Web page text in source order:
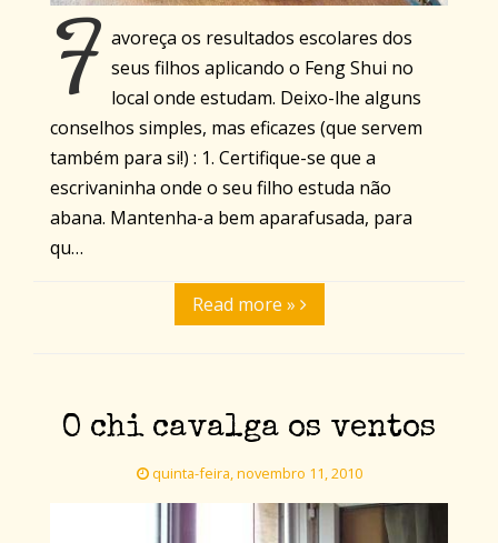
F avoreça os resultados escolares dos
seus filhos aplicando o Feng Shui no
local onde estudam. Deixo-lhe alguns
conselhos simples, mas eficazes (que servem
também para si!) : 1. Certifique-se que a
escrivaninha onde o seu filho estuda não
abana. Mantenha-a bem aparafusada, para
qu…
Read more »
O chi cavalga os ventos
quinta-feira, novembro 11, 2010